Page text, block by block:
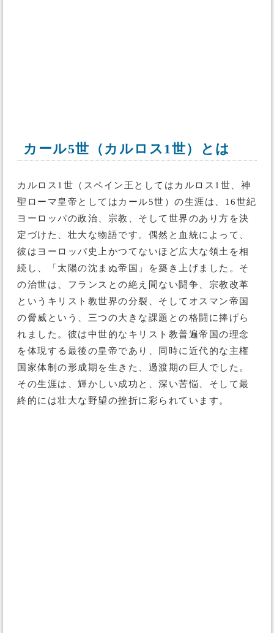
カール5世（カルロス1世）とは
カルロス1世（スペイン王としてはカルロス1世、神
聖ローマ皇帝としてはカール5世）の生涯は、16世紀
ヨーロッパの政治、宗教、そして世界のあり方を決
定づけた、壮大な物語です。偶然と血統によって、
彼はヨーロッパ史上かつてないほど広大な領土を相
続し、「太陽の沈まぬ帝国」を築き上げました。そ
の治世は、フランスとの絶え間ない闘争、宗教改革
というキリスト教世界の分裂、そしてオスマン帝国
の脅威という、三つの大きな課題との格闘に捧げら
れました。彼は中世的なキリスト教普遍帝国の理念
を体現する最後の皇帝であり、同時に近代的な主権
国家体制の形成期を生きた、過渡期の巨人でした。
その生涯は、輝かしい成功と、深い苦悩、そして最
終的には壮大な野望の挫折に彩られています。